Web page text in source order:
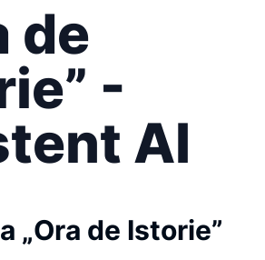
de
-
AI
„Ora de Istorie”